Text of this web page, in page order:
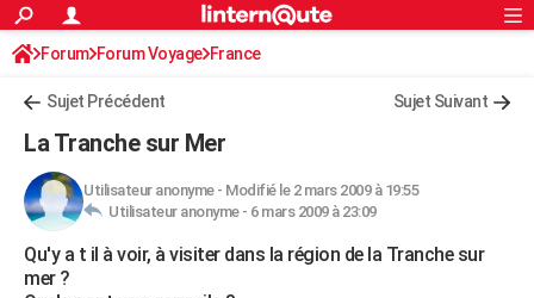
ACTUALITÉS
Politique
Société
Faits Divers
Education
Monde
Villes
+
FINANCE
Retraite
Impôts
Epargne
Immobilier
Risques naturels par ville
Banque
Assurance
Crédit
AUTO
Essais
Réserver un essai
Citadines
Berlines
SUV
Forum auto
+HIGH-TECH
S'inscrire
Connexion
Forum Forum Voyage France
Sujet Précédent Sujet Suivant
La Tranche sur Mer
Utilisateur anonyme- Modifié le 2 mars 2009 à 19:55
Utilisateur anonyme - 6 mars 2009 à 23:09
Qu'y a t il à voir, à visiter dans la région de la Tranche sur
mer ?